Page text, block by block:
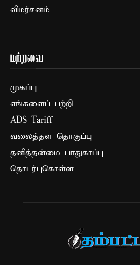
விமர்சனம்
மற்றவை
முகப்பு
எங்களைப் பற்றி
ADS Tariff
வலைத்தள தொகுப்பு
தனித்தன்மை பாதுகாப்பு
தொடர்புகொள்ள